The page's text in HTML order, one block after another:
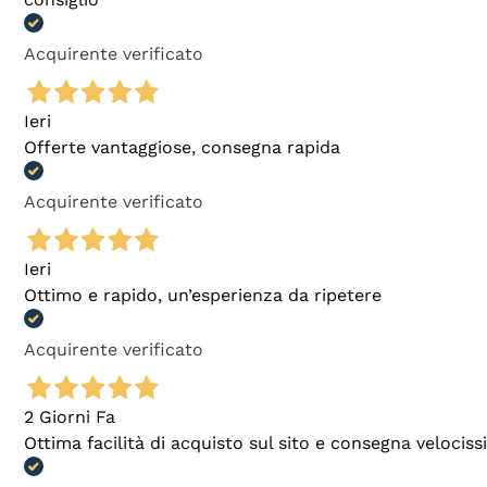
Acquirente verificato
Ieri
Offerte vantaggiose, consegna rapida
Acquirente verificato
Ieri
Ottimo e rapido, un’esperienza da ripetere
Acquirente verificato
2 Giorni Fa
Ottima facilità di acquisto sul sito e consegna